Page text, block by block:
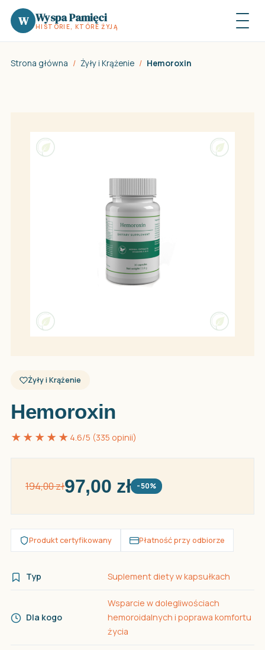
W Wyspa Pamięci
HISTORIE, KTÓRE ŻYJĄ
Strona główna / Żyły i Krążenie / Hemoroxin
Żyły i Krążenie
Hemoroxin
★★★★★ 4.6/5 (335 opinii)
194,00 zł97,00 zł -50%
Produkt certyfikowany Płatność przy odbiorze
Typ Suplement diety w kapsułkach
Dla kogo
Wsparcie w dolegliwościach
hemoroidalnych i poprawa komfortu
życia